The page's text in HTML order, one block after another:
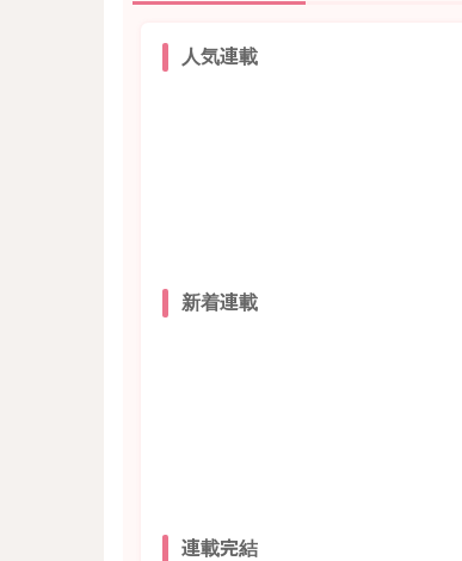
人気連載
新着連載
連載完結